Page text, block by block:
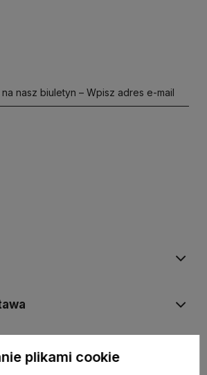
nasz biuletyn – Wpisz adres e-mail
plikami cookie